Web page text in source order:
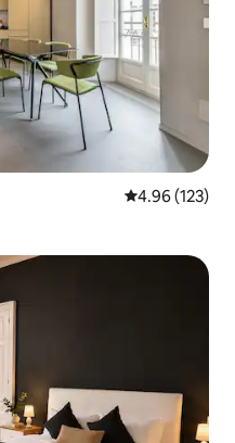
औसत रेटिंग 5 में से
4.96 (123)